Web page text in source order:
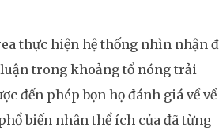
thực hiện hệ thống nhìn nhận
trong khoảng tổ nóng trải
đến phép bọn họ đánh giá về về
biến nhân thể ích của đã từng